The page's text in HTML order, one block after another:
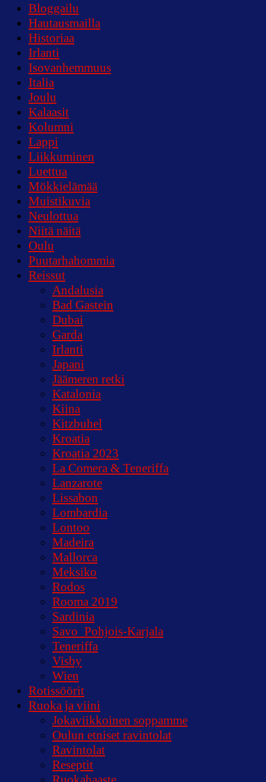
Bloggailu
Hautausmailla
Historiaa
Irlanti
Isovanhemmuus
Italia
Joulu
Kalaasit
Kolumni
Lappi
Liikkuminen
Luettua
Mökkielämää
Muistikuvia
Neulottua
Niitä näitä
Oulu
Puutarhahommia
Reissut
Andalusia
Bad Gastein
Dubai
Garda
Irlanti
Japani
Jäämeren retki
Katalonia
Kiina
Kitzbuhel
Kroatia
Kroatia 2023
La Comera & Teneriffa
Lanzarote
Lissabon
Lombardia
Lontoo
Madeira
Mallorca
Meksiko
Rodos
Rooma 2019
Sardinia
Savo_Pohjois-Karjala
Teneriffa
Visby
Wien
Rotissöörit
Ruoka ja viini
Jokaviikkoinen soppamme
Oulun etniset ravintolat
Ravintolat
Reseptit